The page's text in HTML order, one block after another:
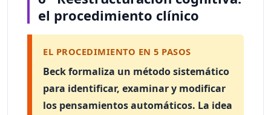
el procedimiento clínico
EL PROCEDIMIENTO EN 5 PASOS
Beck formaliza un método sistemático
para identificar, examinar y modificar
los pensamientos automáticos. La idea